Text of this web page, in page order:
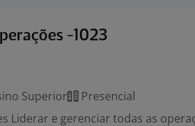
-1023
Superior
Presencial
Liderar e gerenciar todas as